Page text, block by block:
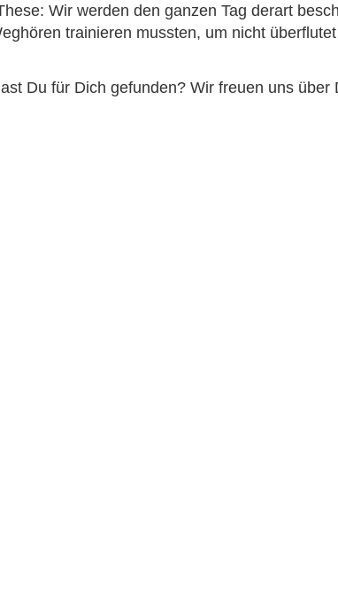
Wir werden den ganzen Tag derart
trainieren mussten, um nicht
Du für Dich gefunden? Wir freuen uns über